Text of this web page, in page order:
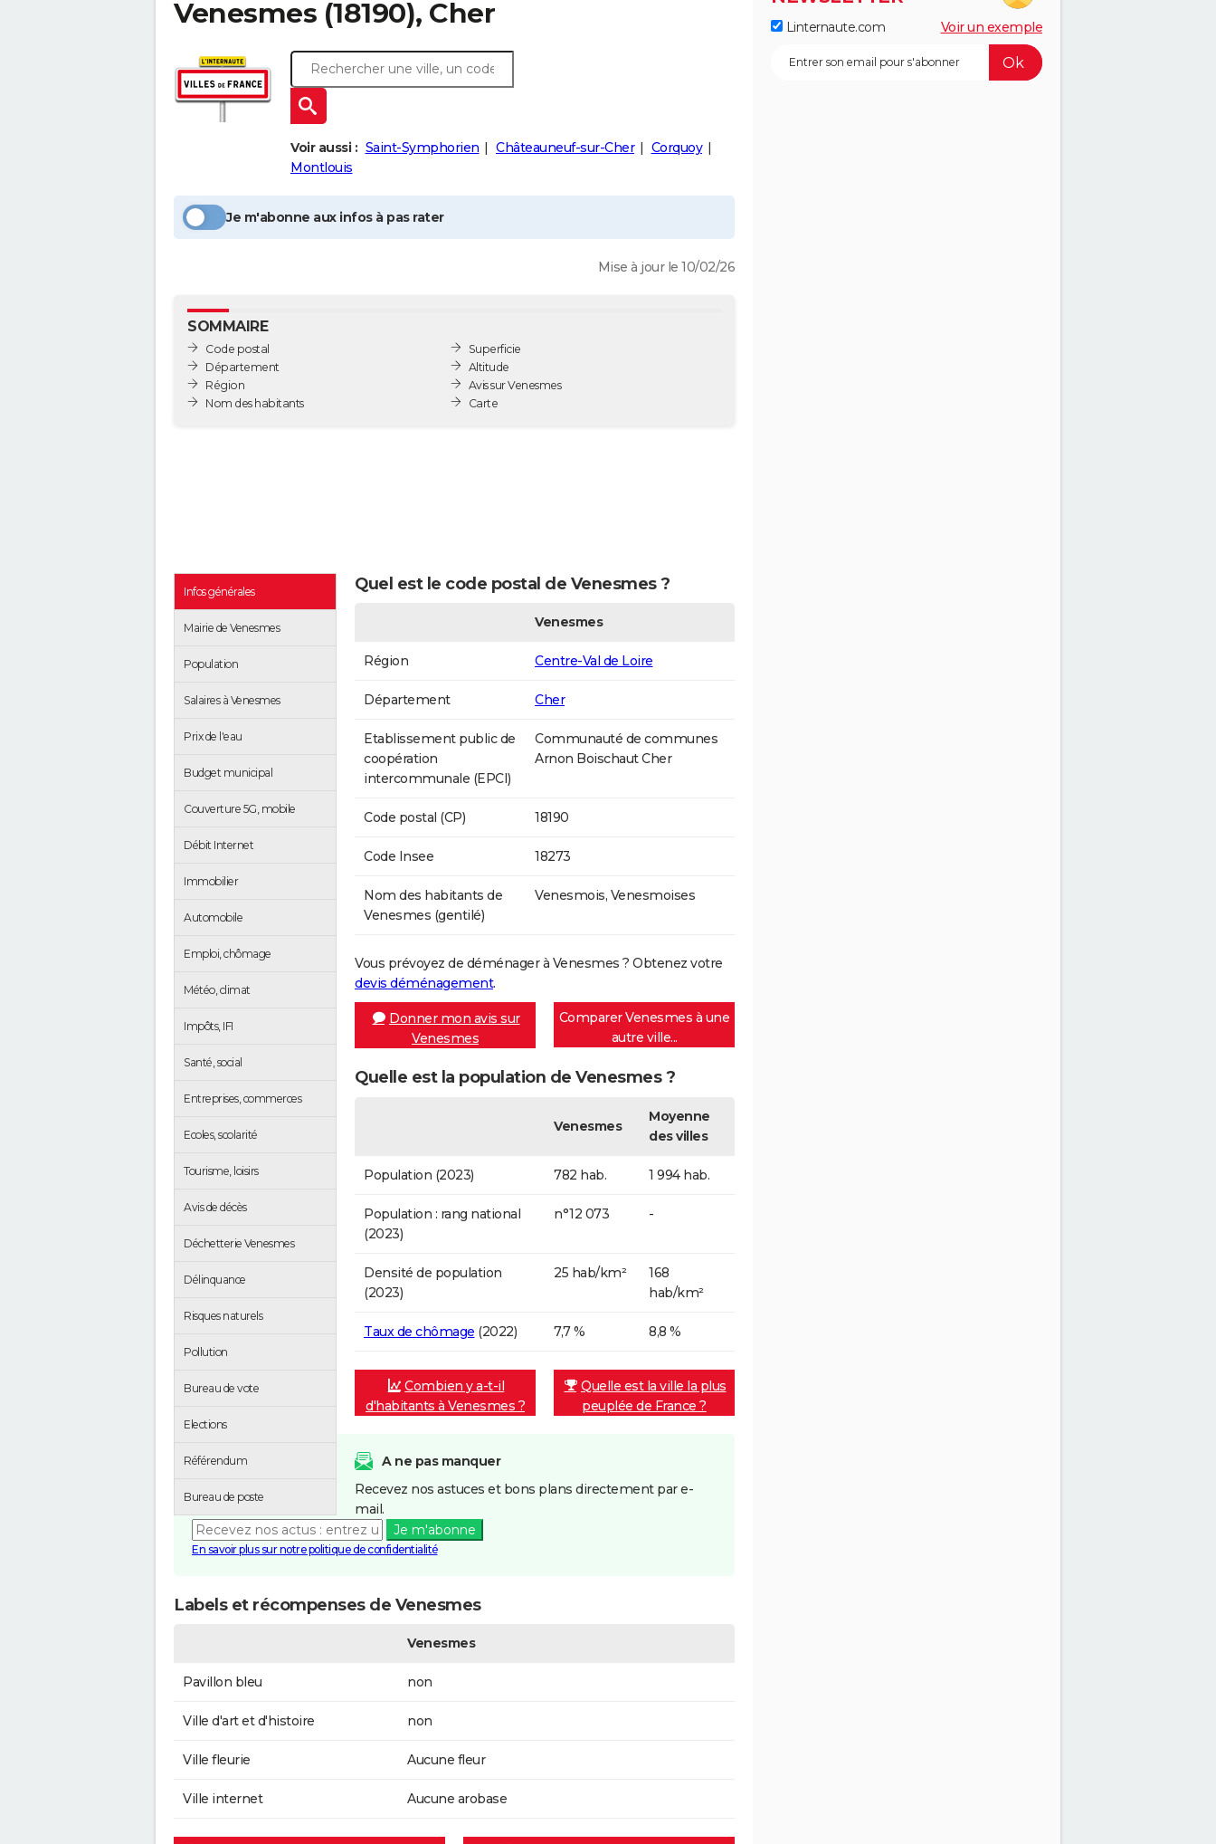
Venesmes (18190), Cher
Voir aussi : Saint-Symphorien Châteauneuf-sur-Cher
Corquoy
Montlouis
Je m'abonne aux infos à pas rater
Mise à jour le 10/02/26
SOMMAIRE
Code postal
Département
Région
Nom des habitants
Superficie
Altitude
Avis sur Venesmes
Carte
Infos générales
Mairie de Venesmes
Population
Salaires à Venesmes
Prix de l'eau
Budget municipal
Couverture 5G, mobile
Débit Internet
Immobilier
Automobile
Emploi, chômage
Météo, climat
Impôts, IFI
Santé, social
Entreprises, commerces
Ecoles, scolarité
Tourisme, loisirs
Avis de décès
Déchetterie Venesmes
Délinquance
Risques naturels
Pollution
Bureau de vote
Elections
Référendum
Bureau de poste
Quel est le code postal de Venesmes ?
Venesmes
Région Centre-Val de Loire
Département Cher
Etablissement public de
coopération
intercommunale (EPCI)
Communauté de communes
Arnon Boischaut Cher
Code postal (CP) 18190
Code Insee 18273
Nom des habitants de
Venesmes (gentilé)
Venesmois, Venesmoises
Vous prévoyez de déménager à Venesmes ? Obtenez votre
devis déménagement.
Donner mon avis sur
Venesmes
Comparer Venesmes à une
autre ville...
Quelle est la population de Venesmes ?
Venesmes
Moyenne
des villes
Population (2023) 782 hab. 1 994 hab.
Population : rang national
(2023)
n°12 073 -
Densité de population
(2023)
25 hab/km²
168
hab/km²
Taux de chômage (2022) 7,7 % 8,8 %
Combien y a-t-il
d'habitants à Venesmes ?
Quelle est la ville la plus
peuplée de France ?
A ne pas manquer
Recevez nos astuces et bons plans directement par e-
mail.
Je m'abonne
En savoir plus sur notre politique de confidentialité
Labels et récompenses de Venesmes
Venesmes
Pavillon bleu non
Ville d'art et d'histoire non
Ville fleurie Aucune fleur
Ville internet Aucune arobase
Linternaute.com Voir un exemple